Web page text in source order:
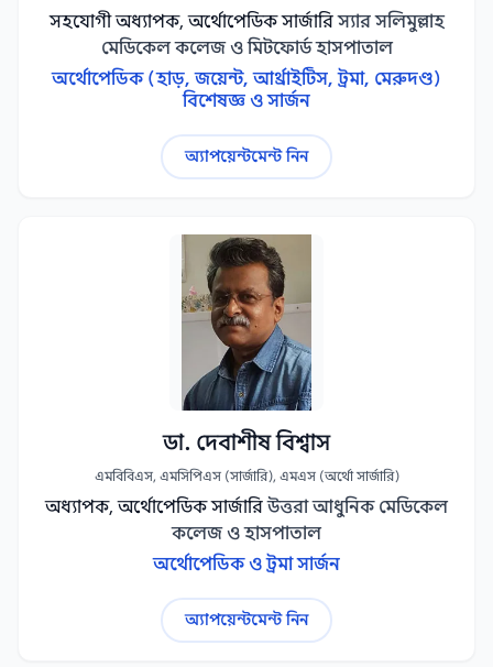
সহযোগী অধ্যাপক, অর্থোপেডিক সার্জারি স্যার সলিমুল্লাহ
মেডিকেল কলেজ ও মিটফোর্ড হাসপাতাল
অর্থোপেডিক (হাড়, জয়েন্ট, আর্থ্রাইটিস, ট্রমা, মেরুদণ্ড)
বিশেষজ্ঞ ও সার্জন
অ্যাপয়েন্টমেন্ট নিন
ডা. দেবাশীষ বিশ্বাস
এমবিবিএস, এমসিপিএস (সার্জারি), এমএস (অর্থো সার্জারি)
অধ্যাপক, অর্থোপেডিক সার্জারি উত্তরা আধুনিক মেডিকেল
কলেজ ও হাসপাতাল
অর্থোপেডিক ও ট্রমা সার্জন
অ্যাপয়েন্টমেন্ট নিন